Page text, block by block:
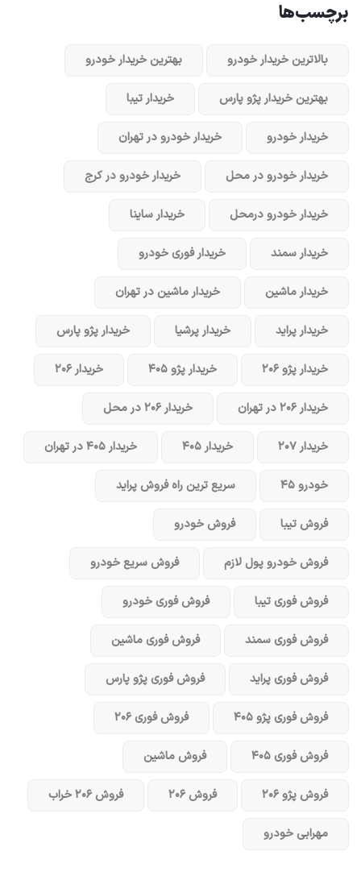
برچسب‌ها
بالاترین خریدار خودرو بهترین خریدار خودرو
بهترین خریدار پژو پارس خریدار تیبا
خریدار خودرو خریدار خودرو در تهران
خریدار خودرو در محل خریدار خودرو در کرج
خریدار خودرو در‌محل خریدار ساینا
خریدار سمند خریدار فوری خودرو
خریدار ماشین خریدار ماشین در تهران
خریدار پراید خریدار پرشیا خریدار پژو پارس
خریدار پژو ۲۰۶ خریدار پژو ۴۰۵ خریدار ۲۰۶
خریدار ۲۰۶ در تهران خریدار ۲۰۶ در محل
خریدار ۲۰۷ خریدار ۴۰۵ خریدار ۴۰۵ در تهران
خودرو ۴۵ سریع ترین راه فروش پراید
فروش تیبا فروش خودرو
فروش خودرو پول لازم فروش سریع خودرو
فروش فوری تیبا فروش فوری خودرو
فروش فوری سمند فروش فوری ماشین
فروش فوری پراید فروش فوری پژو پارس
فروش فوری پژو ۴۰۵ فروش فوری ۲۰۶
فروش فوری ۴۰۵ فروش ماشین
فروش پژو ۲۰۶ فروش ۲۰۶ فروش ۲۰۶ خراب
مهرابی خودرو